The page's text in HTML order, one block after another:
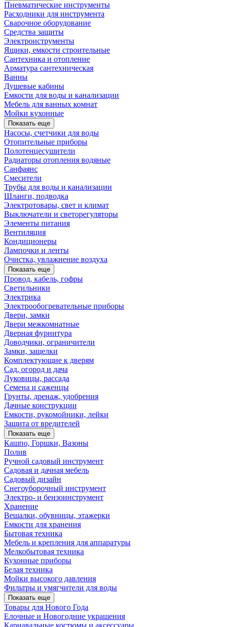
Пневматические инструменты
Расходники для инструмента
Сварочное оборудование
Средства защиты
Электроиструменты
Ящики, емкости строительные
Сантехника и отопление
Арматура сантехническая
Ванны
Душевые кабины
Емкости для воды и канализации
Мебель для ванных комнат
Мойки кухонные
Показать еще
Насосы, счетчики для воды
Отопительные приборы
Полотенцесушители
Радиаторы отопления водяные
Санфаянс
Смесители
Трубы для воды и канализации
Шланги, подводка
Электротовары, свет и климат
Выключатели и светорегуляторы
Элементы питания
Вентиляция
Кондиционеры
Лампочки и ленты
Очистка, увлажнение воздуха
Показать еще
Провод, кабель, гофры
Светильники
Электрика
Электрообогревательные приборы
Двери, замки
Двери межкомнатные
Дверная фурнитура
Доводчики, ограничители
Замки, защелки
Комплектующие к дверям
Сад, огород и дача
Луковицы, рассада
Семена и саженцы
Грунты, дренаж, удобрения
Дачные конструкции
Емкости, рукомойники, лейки
Защита от вредителей
Показать еще
Кашпо, Горшки, Вазоны
Полив
Ручной садовый инструмент
Садовая и дачная мебель
Садовый дизайн
Снегоуборочный инструмент
Электро- и бензоинструмент
Хранение
Вешалки, обувницы, этажерки
Емкости для хранения
Бытовая техника
Мебель и крепления для аппаратуры
Мелкобытовая техника
Кухонные приборы
Белая техника
Мойки высокого давления
Фильтры и умягчители для воды
Показать еще
Товары для Нового Года
Елочные и Новогодние украшения
Карнавальные костюмы и аксессуары